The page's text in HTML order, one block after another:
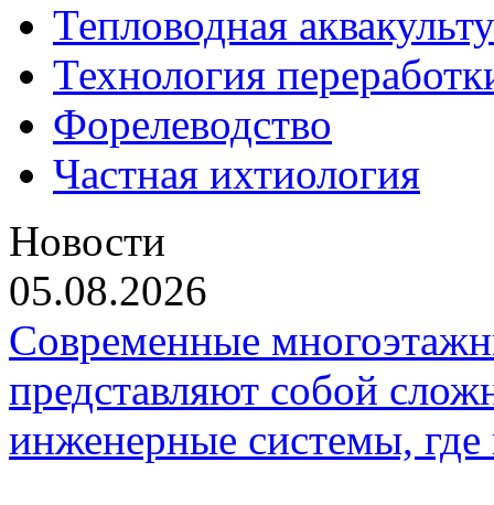
Тепловодная
Технология
Форелеводство
Частная ихтиология
Новости
05.08.2026
Современные
представляют собой
инженерные системы,